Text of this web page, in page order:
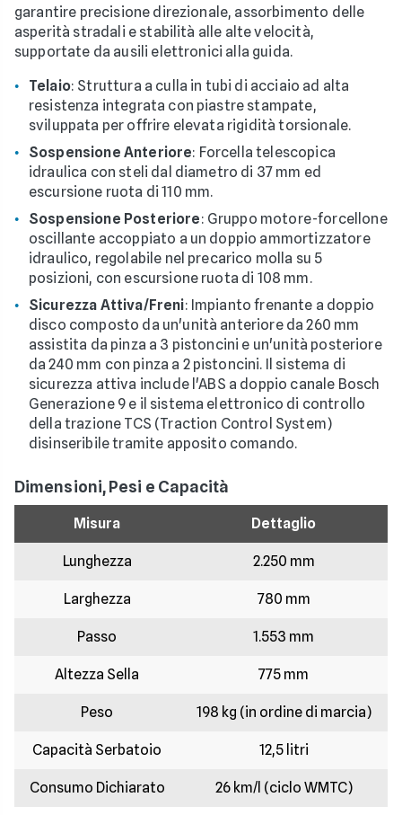
garantire precisione direzionale, assorbimento delle
asperità stradali e stabilità alle alte velocità,
supportate da ausili elettronici alla guida.
Telaio: Struttura a culla in tubi di acciaio ad alta
resistenza integrata con piastre stampate,
sviluppata per offrire elevata rigidità torsionale.
Sospensione Anteriore: Forcella telescopica
idraulica con steli dal diametro di 37 mm ed
escursione ruota di 110 mm.
Sospensione Posteriore: Gruppo motore-forcellone
oscillante accoppiato a un doppio ammortizzatore
idraulico, regolabile nel precarico molla su 5
posizioni, con escursione ruota di 108 mm.
Sicurezza Attiva/Freni: Impianto frenante a doppio
disco composto da un'unità anteriore da 260 mm
assistita da pinza a 3 pistoncini e un'unità posteriore
da 240 mm con pinza a 2 pistoncini. Il sistema di
sicurezza attiva include l'ABS a doppio canale Bosch
Generazione 9 e il sistema elettronico di controllo
della trazione TCS (Traction Control System)
disinseribile tramite apposito comando.
Dimensioni, Pesi e Capacità
Misura Dettaglio
Lunghezza 2.250 mm
Larghezza 780 mm
Passo 1.553 mm
Altezza Sella 775 mm
Peso 198 kg (in ordine di marcia)
Capacità Serbatoio 12,5 litri
Consumo Dichiarato 26 km/l (ciclo WMTC)